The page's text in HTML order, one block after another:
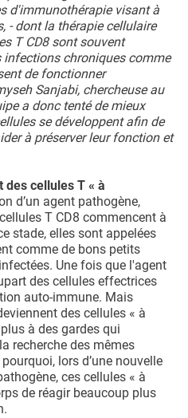
d'immunothérapie visant à
- dont la thérapie cellulaire
T CD8 sont souvent
infections chroniques comme
de fonctionner
Sanjabi, chercheuse au
a donc tenté de mieux
se développent afin de
à préserver leur fonction et
des cellules T « à
d’un agent pathogène,
T CD8 commencent à
stade, elles sont appelées
comme de bons petits
Une fois que l'agent
des cellules effectrices
auto-immune. Mais
des cellules « à
à des gardes qui
recherche des mêmes
lors d’une nouvelle
ces cellules « à
de réagir beaucoup plus